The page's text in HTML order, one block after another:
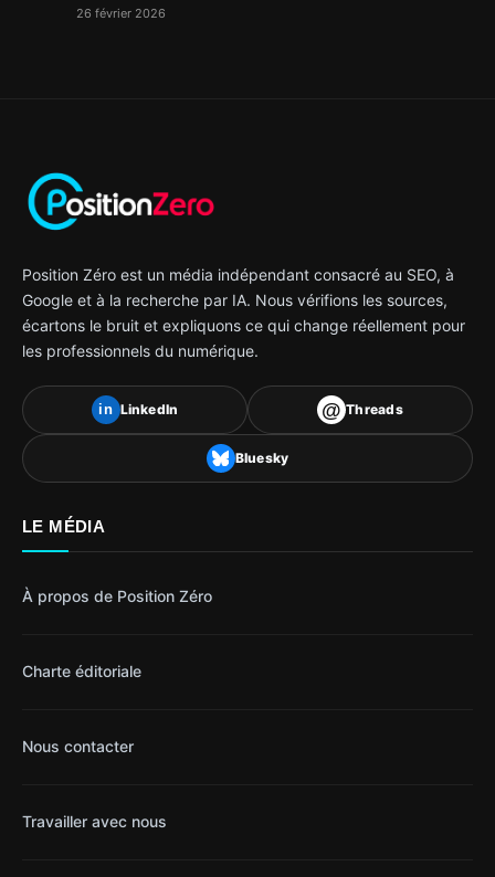
26 février 2026
Position Zéro est un média indépendant consacré au SEO, à
Google et à la recherche par IA. Nous vérifions les sources,
écartons le bruit et expliquons ce qui change réellement pour
les professionnels du numérique.
in LinkedIn @ Threads
Bluesky
LE MÉDIA
À propos de Position Zéro
Charte éditoriale
Nous contacter
Travailler avec nous